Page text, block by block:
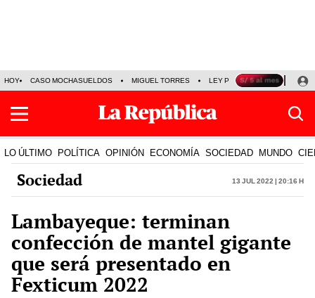
HOY CASO MOCHASUELDOS MIGUEL TORRES LEY PULPÍN PRECIO DEL
LO ÚLTIMO POLÍTICA OPINIÓN ECONOMÍA SOCIEDAD MUNDO
Sociedad 13 Jul 2022 | 20:16 h
Lambayeque: terminan
confección de mantel gigante
que será presentado en
Fexticum 2022